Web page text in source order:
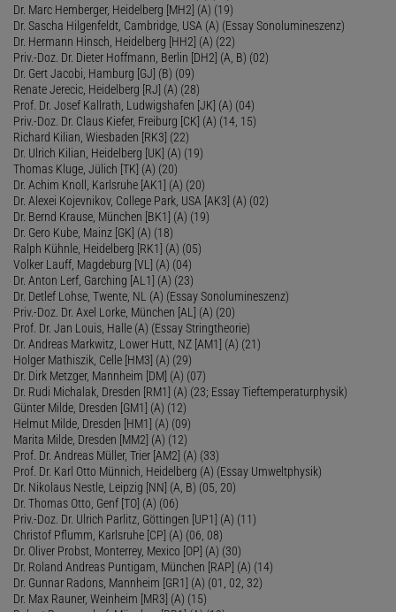
Dr. Marc Hemberger, Heidelberg [MH2] (A) (19)
Dr. Sascha Hilgenfeldt, Cambridge, USA (A) (Essay Sonolumineszenz)
Dr. Hermann Hinsch, Heidelberg [HH2] (A) (22)
Priv.-Doz. Dr. Dieter Hoffmann, Berlin [DH2] (A, B) (02)
Dr. Gert Jacobi, Hamburg [GJ] (B) (09)
Renate Jerecic, Heidelberg [RJ] (A) (28)
Prof. Dr. Josef Kallrath, Ludwigshafen [JK] (A) (04)
Priv.-Doz. Dr. Claus Kiefer, Freiburg [CK] (A) (14, 15)
Richard Kilian, Wiesbaden [RK3] (22)
Dr. Ulrich Kilian, Heidelberg [UK] (A) (19)
Thomas Kluge, Jülich [TK] (A) (20)
Dr. Achim Knoll, Karlsruhe [AK1] (A) (20)
Dr. Alexei Kojevnikov, College Park, USA [AK3] (A) (02)
Dr. Bernd Krause, München [BK1] (A) (19)
Dr. Gero Kube, Mainz [GK] (A) (18)
Ralph Kühnle, Heidelberg [RK1] (A) (05)
Volker Lauff, Magdeburg [VL] (A) (04)
Dr. Anton Lerf, Garching [AL1] (A) (23)
Dr. Detlef Lohse, Twente, NL (A) (Essay Sonolumineszenz)
Priv.-Doz. Dr. Axel Lorke, München [AL] (A) (20)
Prof. Dr. Jan Louis, Halle (A) (Essay Stringtheorie)
Dr. Andreas Markwitz, Lower Hutt, NZ [AM1] (A) (21)
Holger Mathiszik, Celle [HM3] (A) (29)
Dr. Dirk Metzger, Mannheim [DM] (A) (07)
Dr. Rudi Michalak, Dresden [RM1] (A) (23; Essay Tieftemperaturphysik)
Günter Milde, Dresden [GM1] (A) (12)
Helmut Milde, Dresden [HM1] (A) (09)
Marita Milde, Dresden [MM2] (A) (12)
Prof. Dr. Andreas Müller, Trier [AM2] (A) (33)
Prof. Dr. Karl Otto Münnich, Heidelberg (A) (Essay Umweltphysik)
Dr. Nikolaus Nestle, Leipzig [NN] (A, B) (05, 20)
Dr. Thomas Otto, Genf [TO] (A) (06)
Priv.-Doz. Dr. Ulrich Parlitz, Göttingen [UP1] (A) (11)
Christof Pflumm, Karlsruhe [CP] (A) (06, 08)
Dr. Oliver Probst, Monterrey, Mexico [OP] (A) (30)
Dr. Roland Andreas Puntigam, München [RAP] (A) (14)
Dr. Gunnar Radons, Mannheim [GR1] (A) (01, 02, 32)
Dr. Max Rauner, Weinheim [MR3] (A) (15)